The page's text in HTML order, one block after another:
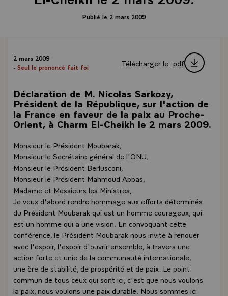
Publié le 2 mars 2009
2 mars 2009
- Seul le prononcé fait foi
Télécharger le .pdf
Déclaration de M. Nicolas Sarkozy,
Président de la République, sur l'action de
la France en faveur de la paix au Proche-
Orient, à Charm El-Cheikh le 2 mars 2009.
Monsieur le Président Moubarak,
Monsieur le Secrétaire général de l'ONU,
Monsieur le Président Berlusconi,
Monsieur le Président Mahmoud Abbas,
Madame et Messieurs les Ministres,
Je veux d'abord rendre hommage aux efforts déterminés
du Président Moubarak qui est un homme courageux, qui
est un homme qui a une vision. En convoquant cette
conférence, le Président Moubarak nous invite à renouer
avec l'espoir, l'espoir d'ouvrir ensemble, à travers une
action forte et unie de la communauté internationale,
une ère de stabilité, de prospérité et de paix. Le point
commun de tous ceux qui sont ici, c'est que nous voulons
la paix, nous voulons une paix durable. Nous sommes ici